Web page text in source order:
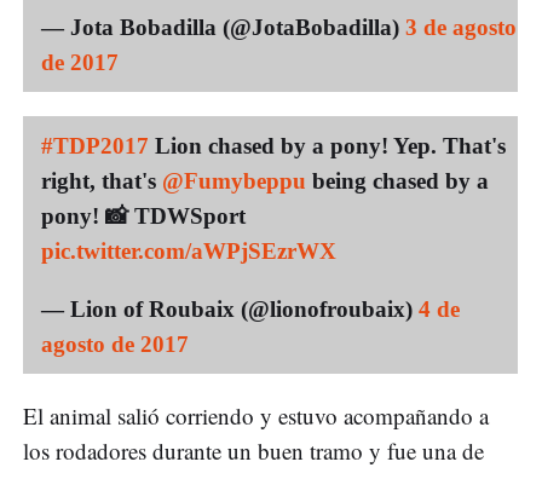
— Jota Bobadilla (@JotaBobadilla) 3 de agosto
de 2017
#TDP2017 Lion chased by a pony! Yep. That's
right, that's @Fumybeppu being chased by a
pony! 📸 TDWSport
pic.twitter.com/aWPjSEzrWX
— Lion of Roubaix (@lionofroubaix) 4 de
agosto de 2017
El animal salió corriendo y estuvo acompañando a
los rodadores durante un buen tramo y fue una de